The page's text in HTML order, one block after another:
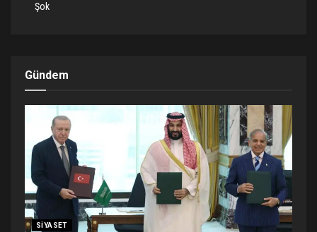
Şok
Gündem
SIYASET